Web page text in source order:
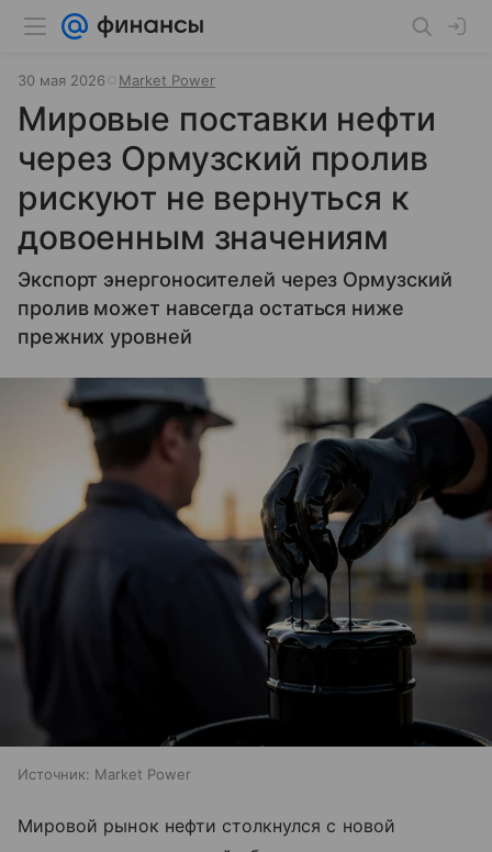
30 мая 2026 Market Power
Мировые поставки нефти
через Ормузский пролив
рискуют не вернуться к
довоенным значениям
Экспорт энергоносителей через Ормузский
пролив может навсегда остаться ниже
прежних уровней
Источник: Market Power
Мировой рынок нефти столкнулся с новой